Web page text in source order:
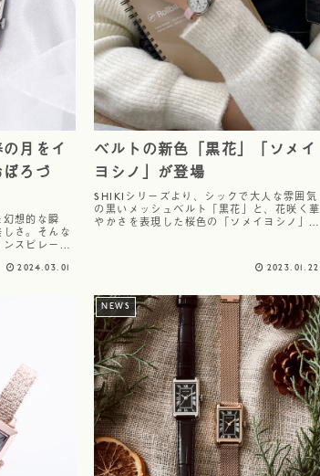
月をイ
ろづ
想的な瞬
さ。そんな
スピレーシ
魅力の腕時計
2024.03.01
ベルトの新色「黒花」「ソメイ
ヨシノ」が登場
SHIKIシリーズより、シックで大人な雰囲気
の黒いメッシュベルト「黒花」と、花咲く華
やかさを表現した桜色の「ソメイヨシノ」の
2023.01.22
NEWS